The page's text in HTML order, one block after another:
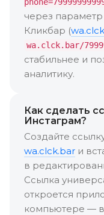
через параметр
Кликбар (
wa.clck.bar/
стабильнее и
аналитику.
Как сделать
Инстаграм?
Создайте
wa.clck.bar и
в
Ссылка
откроется
компьютере —